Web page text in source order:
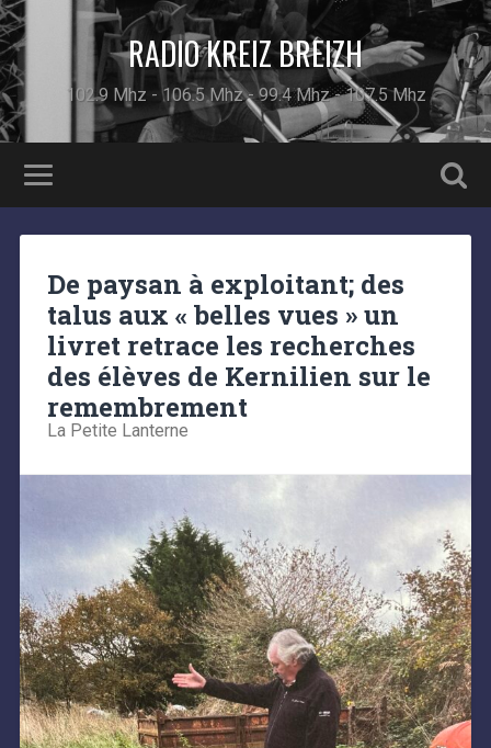
RADIO KREIZ BREIZH
102.9 Mhz - 106.5 Mhz - 99.4 Mhz - 107.5 Mhz
De paysan à exploitant; des
talus aux « belles vues » un
livret retrace les recherches
des élèves de Kernilien sur le
remembrement
La Petite Lanterne